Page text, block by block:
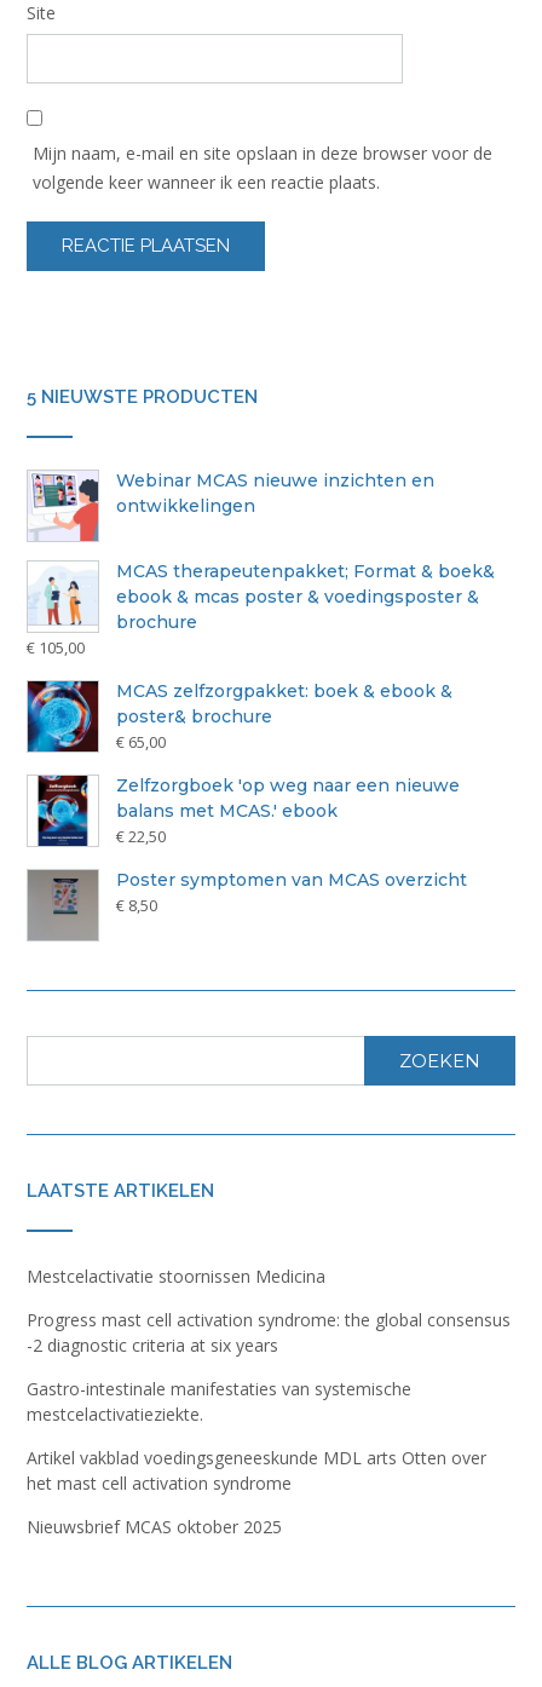
Site
Mijn naam, e-mail en site opslaan in deze browser voor de
volgende keer wanneer ik een reactie plaats.
5 NIEUWSTE PRODUCTEN
Webinar MCAS nieuwe inzichten en
ontwikkelingen
MCAS therapeutenpakket; Format & boek&
ebook & mcas poster & voedingsposter &
brochure
€ 105,00
MCAS zelfzorgpakket: boek & ebook &
poster& brochure
€ 65,00
Zelfzorgboek 'op weg naar een nieuwe
balans met MCAS.' ebook
€22,50
Poster symptomen van MCAS overzicht
€ 8,50
ZOEKEN
LAATSTE ARTIKELEN
Mestcelactivatie stoornissen Medicina
Progress mast cell activation syndrome: the global consensus
-2 diagnostic criteria at six years
Gastro-intestinale manifestaties van systemische
mestcelactivatieziekte.
Artikel vakblad voedingsgeneeskunde MDL arts Otten over
het mast cell activation syndrome
Nieuwsbrief MCAS oktober 2025
ALLE BLOG ARTIKELEN